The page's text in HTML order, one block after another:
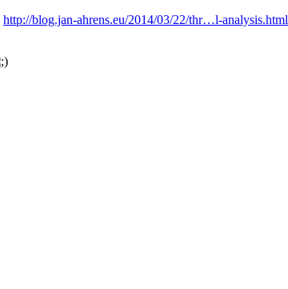
http://blog.jan-ahrens.eu/2014/03/22/thr…l-analysis.html